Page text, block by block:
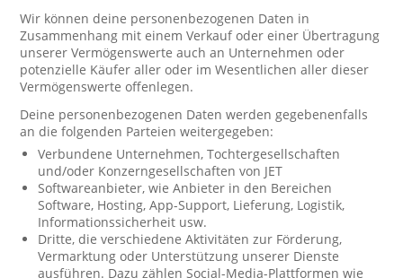
Wir können deine personenbezogenen Daten in
Zusammenhang mit einem Verkauf oder einer Übertragung
unserer Vermögenswerte auch an Unternehmen oder
potenzielle Käufer aller oder im Wesentlichen aller dieser
Vermögenswerte offenlegen.
Deine personenbezogenen Daten werden gegebenenfalls
an die folgenden Parteien weitergegeben:
Verbundene Unternehmen, Tochtergesellschaften
und/oder Konzerngesellschaften von JET
Softwareanbieter, wie Anbieter in den Bereichen
Software, Hosting, App-Support, Lieferung, Logistik,
Informationssicherheit usw.
Dritte, die verschiedene Aktivitäten zur Förderung,
Vermarktung oder Unterstützung unserer Dienste
ausführen. Dazu zählen Social-Media-Plattformen wie